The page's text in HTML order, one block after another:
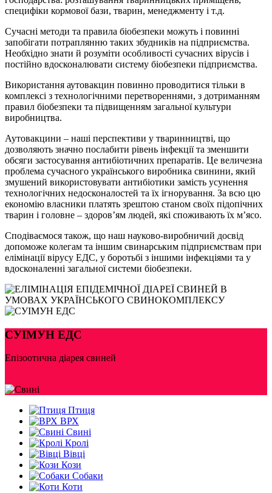
специфіки кормової бази, тварин, менеджменту і т.д.
Сучасні методи та правила біобезпеки можуть і повинні
запобігати потраплянню таких збудників на підприємства.
Необхідно знати й розуміти особливості сучасних вірусів і
постійно вдосконалювати систему біобезпеки підприємства.
Використання аутовакцин повинно проводитися тільки в
комплексі з технологічними перетвореннями, з дотриманням
правил біобезпеки та підвищенням загальної культури
виробництва.
Аутовакцини – наші перспективи у тваринництві, що
дозволяють значно послабити рівень інфекції та зменшити
обсяги застосування антибіотичних препаратів. Це величезна
проблема сучасного українського виробника свинини, який
змушений використовувати антибіотики замість усунення
технологічних недосконалостей та їх ігнорування. За всю цю
економію власники платять зрештою станом своїх підопічних
тварин і головне – здоров’ям людей, які споживають їх м’ясо.
Сподіваємося також, що наш науково-виробничий досвід
допоможе колегам та іншим свинарським підприємствам при
елімінації вірусу ЕДС, у боротьбі з іншими інфекціями та у
вдосконаленні загальної системи біобезпеки.
СУІМУН ЕДС
Епізоотична діарея свиней
Птиця
ВРХ
Свині
Кролі
Вівці
Кози
Собаки
Коти